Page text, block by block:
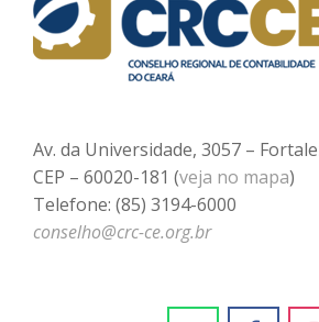
Av. da Universidade, 3057 –
CEP – 60020-181 (veja no mapa)
Telefone: (85) 3194-6000
conselho@crc-ce.org.br